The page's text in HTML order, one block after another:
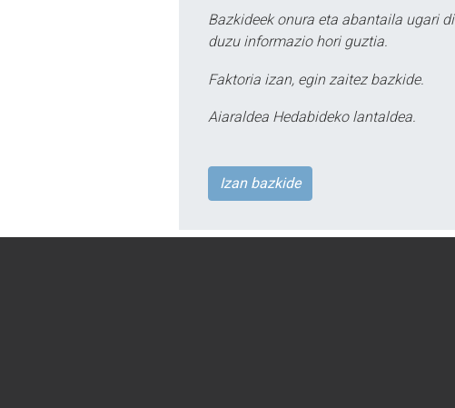
Bazkideek onura eta abantaila ugari
duzu informazio hori guztia.
Faktoria izan, egin zaitez bazkide.
Aiaraldea Hedabideko lantaldea.
Izan bazkide